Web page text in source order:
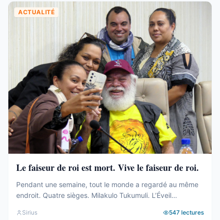
ACTUALITÉ
Le faiseur de roi est mort. Vive le faiseur de roi.
Pendant une semaine, tout le monde a regardé au même
endroit. Quatre sièges. Milakulo Tukumuli. L’Éveil
fait basculer. Depuis 2019, la formule était connue : quand
Sirius 547 lectures